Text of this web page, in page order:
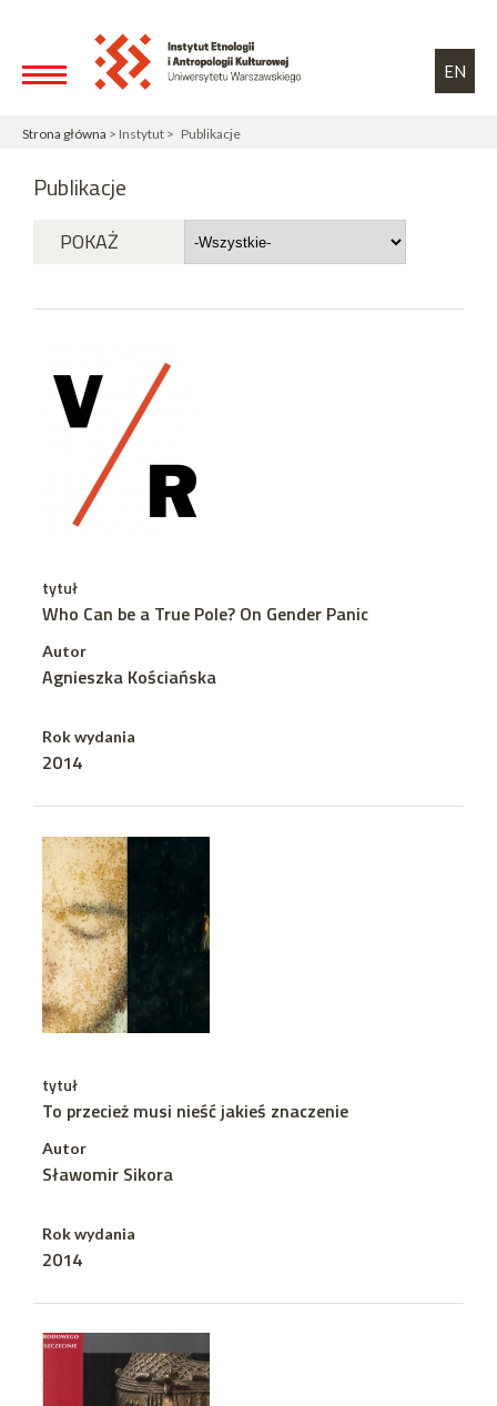
EN
Strona główna > Instytut > Publikacje
Publikacje
POKAŻ
tytuł
Who Can be a True Pole? On Gender Panic
Autor
Agnieszka Kościańska
Rok wydania
2014
tytuł
To przecież musi nieść jakieś znaczenie
Autor
Sławomir Sikora
Rok wydania
2014